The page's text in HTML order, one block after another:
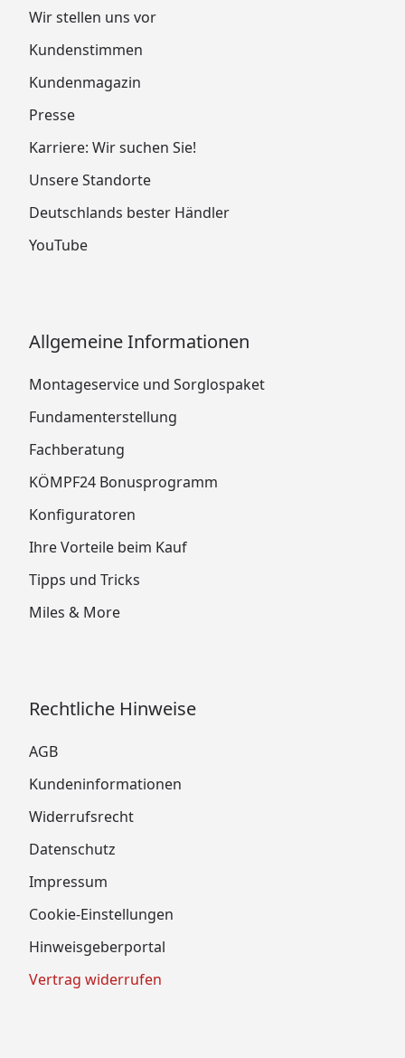
Wir stellen uns vor
Kundenstimmen
Kundenmagazin
Presse
Karriere: Wir suchen Sie!
Unsere Standorte
Deutschlands bester Händler
YouTube
Allgemeine Informationen
Montageservice und Sorglospaket
Fundamenterstellung
Fachberatung
KÖMPF24 Bonusprogramm
Konfiguratoren
Ihre Vorteile beim Kauf
Tipps und Tricks
Miles & More
Rechtliche Hinweise
AGB
Kundeninformationen
Widerrufsrecht
Datenschutz
Impressum
Cookie-Einstellungen
Hinweisgeberportal
Vertrag widerrufen